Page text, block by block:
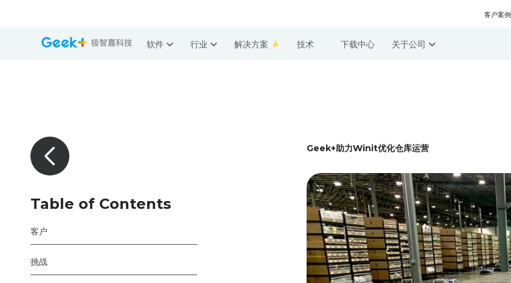
客户案例
软件 行业 解决方案 技术 下载中心 关于公司
Table of Contents
客户
挑战
Geek+助力Winit优化仓库运营